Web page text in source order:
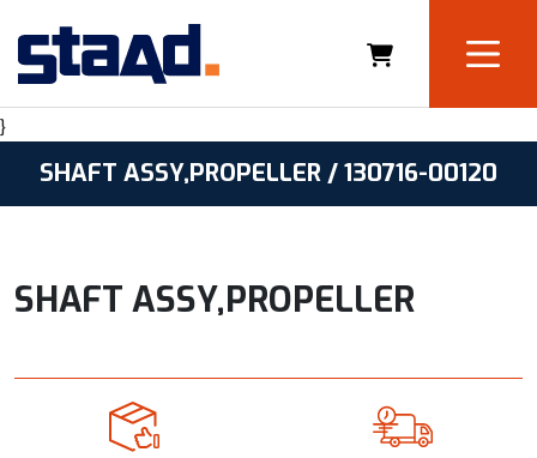
}
SHAFT ASSY,PROPELLER / 130716-00120
SHAFT ASSY,PROPELLER